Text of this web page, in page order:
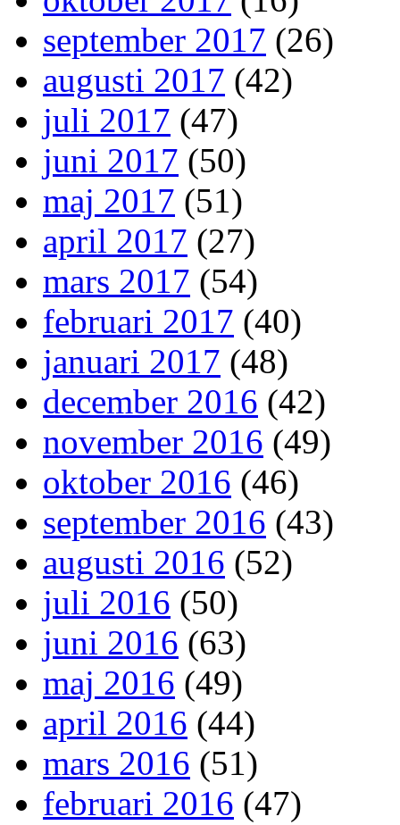
september 2017 (26)
augusti 2017 (42)
juli 2017 (47)
juni 2017 (50)
maj 2017 (51)
april 2017 (27)
mars 2017 (54)
februari 2017 (40)
januari 2017 (48)
december 2016 (42)
november 2016 (49)
oktober 2016 (46)
september 2016 (43)
augusti 2016 (52)
juli 2016 (50)
juni 2016 (63)
maj 2016 (49)
april 2016 (44)
mars 2016 (51)
februari 2016 (47)